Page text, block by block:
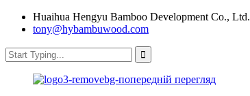
Huaihua Hengyu Bamboo Development Co., Ltd.
tony@hybambuwood.com